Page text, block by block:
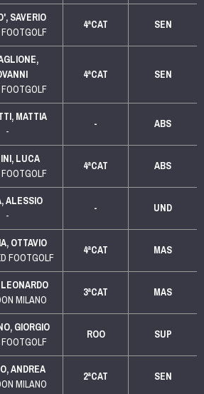
SAVERIO
4ªCAT SEN
4ªCAT SEN
MATTIA
-
- ABS
LUCA
4ªCAT ABS
ALESSIO
-
- UND
OTTAVIO
FOOTGOLF
4ªCAT MAS
MILANO
3ªCAT MAS
GIORGIO
ROO SUP
ANDREA
MILANO
2ªCAT SEN